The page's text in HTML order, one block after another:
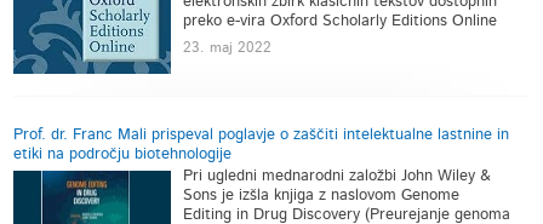
preko e-vira Oxford Scholarly Editions Online
23. maj 2022
Prof. dr. Franc Mali prispeval poglavje o zaščiti intelektualne lastnine in
etiki na področju biotehnologije
Pri ugledni mednarodni založbi John Wiley &
Sons je izšla knjiga z naslovom Genome
Editing in Drug Discovery (Preurejanje genoma